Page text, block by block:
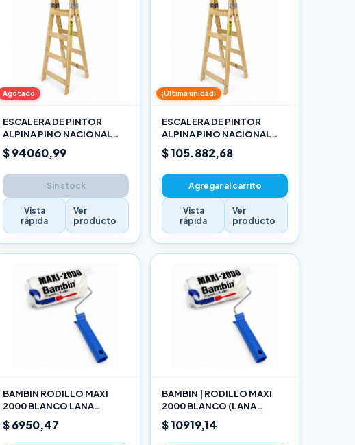
Agotado
ESCALERA DE PINTOR
ALPINA PINO NACIONAL
2,40M PRO
$ 94060,99
Sin stock
Vista
rápida
Ver
producto
¡Última unidad!
ESCALERA DE PINTOR
ALPINA PINO NACIONAL
2,70M PRO
$ 105.882,68
Agregar al carrito
Vista
rápida
Ver
producto
BAMBIN RODILLO MAXI
2000 BLANCO LANA
SELECCIONADA 10 CM
$ 6950,47
BAMBIN | RODILLO MAXI
2000 BLANCO (LANA
SELECCIONADA) 17CM
$ 10919,14